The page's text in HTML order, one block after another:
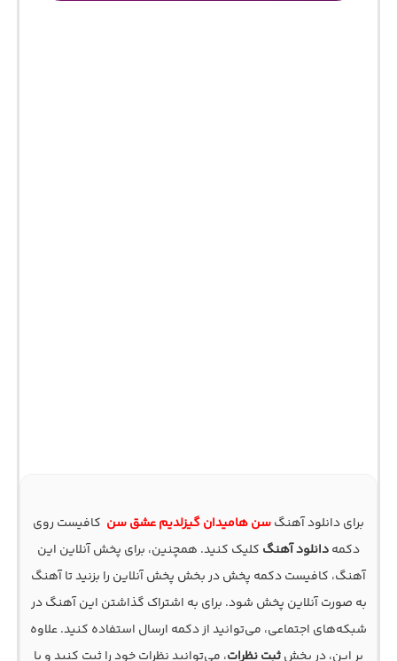
برای دانلود آهنگسن هامیدان گیزلدیم عشق سن کافیست روی
دکمهدانلود آهنگ کلیک کنید. همچنین، برای پخش آنلاین این
آهنگ، کافیست دکمه پخش در بخش پخش آنلاین را بزنید تا آهنگ
به صورت آنلاین پخش شود. برای به اشتراک گذاشتن این آهنگ در
شبکه‌های اجتماعی، می‌توانید از دکمه ارسال استفاده کنید. علاوه
بر این، در بخشثبت نظرات، می‌توانید نظرات خود را ثبت کنید و با